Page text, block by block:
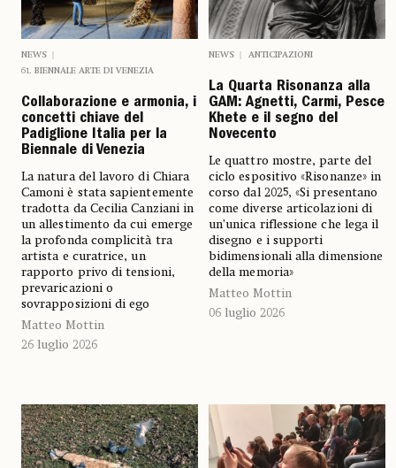
NEWS
61. BIENNALE ARTE DI VENEZIA
Collaborazione e armonia, i
concetti chiave del
Padiglione Italia per la
Biennale di Venezia
La natura del lavoro di Chiara
Camoni è stata sapientemente
tradotta da Cecilia Canziani in
un allestimento da cui emerge
la profonda complicità tra
artista e curatrice, un
rapporto privo di tensioni,
prevaricazioni o
sovrapposizioni di ego
Matteo Mottin
26 luglio 2026
NEWS ANTICIPAZIONI
La Quarta Risonanza alla
GAM: Agnetti, Carmi, Pesce
Khete e il segno del
Novecento
Le quattro mostre, parte del
ciclo espositivo «Risonanze» in
corso dal 2025, «Si presentano
come diverse articolazioni di
un’unica riflessione che lega il
disegno e i supporti
bidimensionali alla dimensione
della memoria»
Matteo Mottin
06 luglio 2026